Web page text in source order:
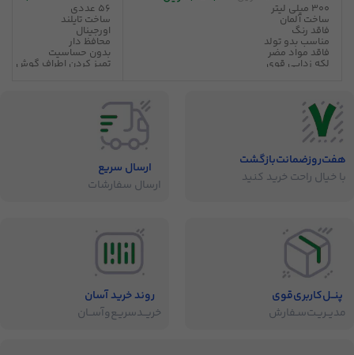
300 میلی لیتر
ساخت آلمان
فاقد رنگ
مناسب بدو تولد
فاقد مواد مضر
لکه زدایی قوی
56 عددی
ساخت تایلند
اورجینال
محافظ دار
بدون حساسیت
تمیز کردن اطراف گوش
هفت‌روز‌ضمانت‌بازگشت
با خیال راحت خرید کنید
ارسال سریع
ارسال سفارشات
پنــل‌کاربری‌قوی
مدیــریـت‌سـفارش
روند خرید آسان
خریــد‌سریـع‌و‌آســان